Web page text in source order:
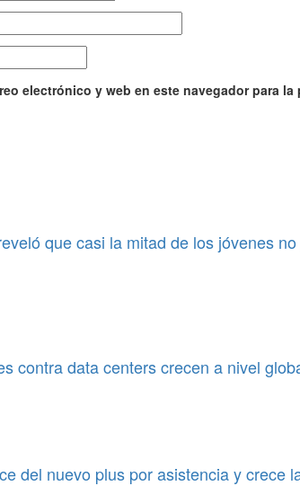
electrónico y web en este navegador para la
que casi la mitad de los jóvenes
contra data centers crecen a nivel
del nuevo plus por asistencia y crece